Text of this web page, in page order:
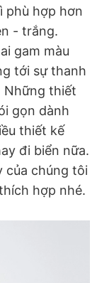
phù hợp hơn
- trắng.
gam màu
tới sự thanh
Những thiết
gọn dành
thiết kế
đi biển nữa.
của chúng tôi
hợp nhé.